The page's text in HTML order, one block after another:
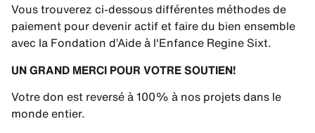
Vous trouverez ci-dessous différentes méthodes de
paiement pour devenir actif et faire du bien ensemble
avec la Fondation d’Aide à l'Enfance Regine Sixt.
UN GRAND MERCI POUR VOTRE SOUTIEN!
Votre don est reversé à 100% à nos projets dans le
monde entier.